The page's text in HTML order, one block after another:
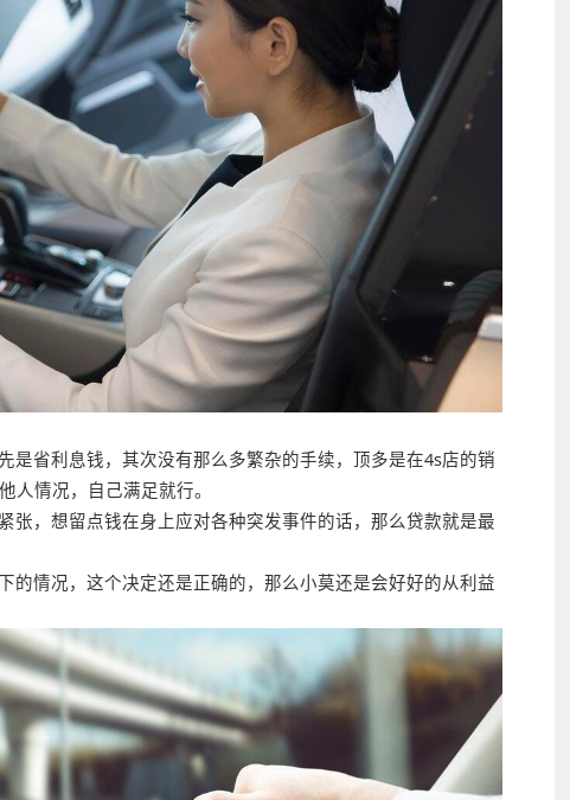
是省利息钱，其次没有那么多繁杂的手续，顶多是在4s店的销
人情况，自己满足就行。
张，想留点钱在身上应对各种突发事件的话，那么贷款就是最
的情况，这个决定还是正确的，那么小莫还是会好好的从利益